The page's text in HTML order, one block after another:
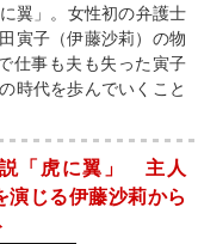
翼」。女性初の弁護士
寅子（伊藤沙莉）の物
仕事も夫も失った寅子
時代を歩んでいくこと
「虎に翼」 主人
演じる伊藤沙莉から